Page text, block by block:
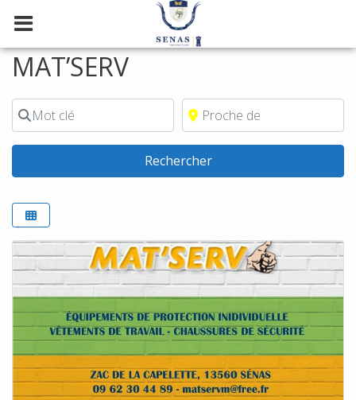
MAT’SERV
Mot clé Proche de
RechercherRechercher